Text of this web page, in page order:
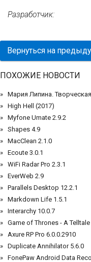
Разработчик:
Вернуться на
ПОХОЖИЕ НОВОСТИ
Мария Липина.
High Hell (2017)
Myfone Umate 2.9.2
Shapes 4.9
MacClean 2.1.0
Ecoute 3.0.1
WiFi Radar Pro 2.3.1
EverWeb 2.9
Parallels Desktop 12.2.1
Markdown Life 1.5.1
Interarchy 10.0.7
Game of Thrones - A
Axure RP Pro 6.0.0.2910
Duplicate Annihilator 5.6.0
FonePaw Android Data